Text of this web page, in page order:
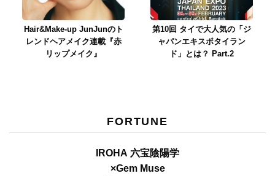
Hair&Make-up JunJunのト
レンドヘアメイク連載『赤
リップメイク』
第10回 タイで大人気の「ジ
ャパンエキスポタイラン
ド」とは？ Part.2
FORTUNE
IROHA 六宝陰陽学
×Gem Muse